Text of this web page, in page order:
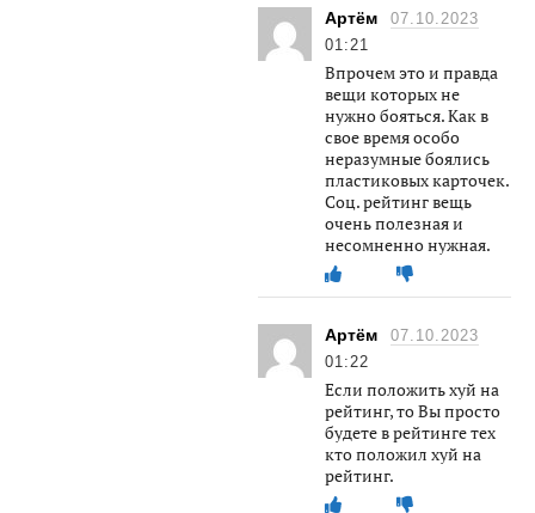
Артём
07.10.2023
01:21
Впрочем это и правда
вещи которых не
нужно бояться. Как в
свое время особо
неразумные боялись
пластиковых карточек.
Соц. рейтинг вещь
очень полезная и
несомненно нужная.
Артём
07.10.2023
01:22
Если положить хуй на
рейтинг, то Вы просто
будете в рейтинге тех
кто положил хуй на
рейтинг.